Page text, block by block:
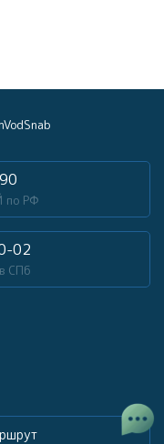
по РФ
02
СПб